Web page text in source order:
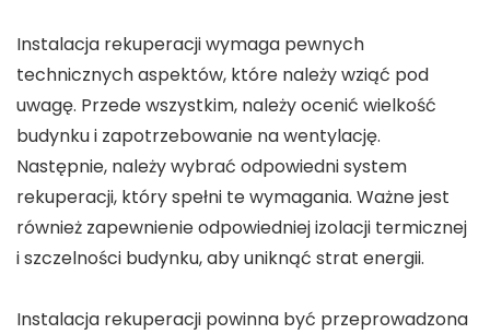
Instalacja rekuperacji wymaga pewnych
technicznych aspektów, które należy wziąć pod
uwagę. Przede wszystkim, należy ocenić wielkość
budynku i zapotrzebowanie na wentylację.
Następnie, należy wybrać odpowiedni system
rekuperacji, który spełni te wymagania. Ważne jest
również zapewnienie odpowiedniej izolacji termicznej
i szczelności budynku, aby uniknąć strat energii.
Instalacja rekuperacji powinna być przeprowadzona